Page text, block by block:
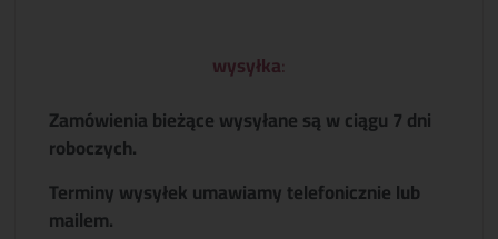
wysyłka:
Zamówienia bieżące wysyłane są w ciągu 7 dni
roboczych.
Terminy wysyłek umawiamy telefonicznie lub
mailem.